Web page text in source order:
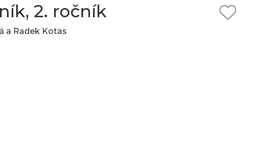
2. ročník
a Radek Kotas